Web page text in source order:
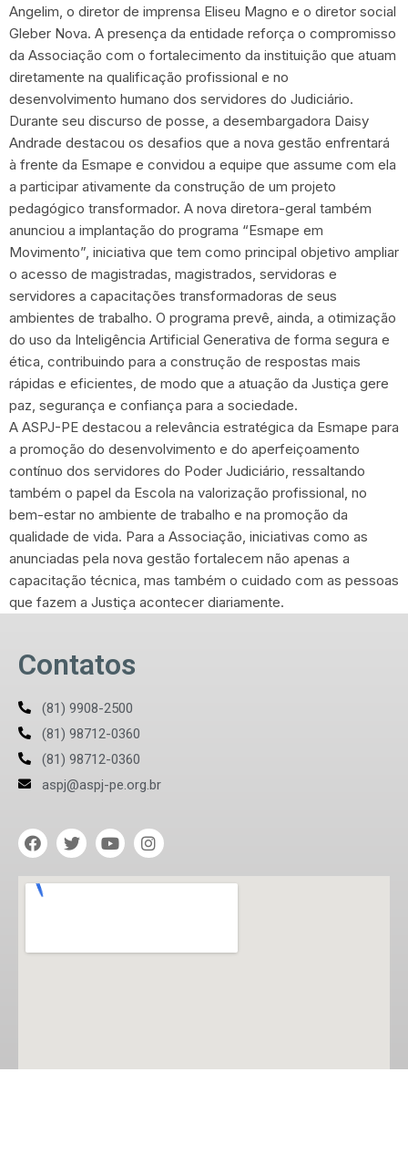
Angelim, o diretor de imprensa Eliseu Magno e o diretor social
Gleber Nova. A presença da entidade reforça o compromisso
da Associação com o fortalecimento da instituição que atuam
diretamente na qualificação profissional e no
desenvolvimento humano dos servidores do Judiciário.
Durante seu discurso de posse, a desembargadora Daisy
Andrade destacou os desafios que a nova gestão enfrentará
à frente da Esmape e convidou a equipe que assume com ela
a participar ativamente da construção de um projeto
pedagógico transformador. A nova diretora-geral também
anunciou a implantação do programa “Esmape em
Movimento”, iniciativa que tem como principal objetivo ampliar
o acesso de magistradas, magistrados, servidoras e
servidores a capacitações transformadoras de seus
ambientes de trabalho. O programa prevê, ainda, a otimização
do uso da Inteligência Artificial Generativa de forma segura e
ética, contribuindo para a construção de respostas mais
rápidas e eficientes, de modo que a atuação da Justiça gere
paz, segurança e confiança para a sociedade.
A ASPJ-PE destacou a relevância estratégica da Esmape para
a promoção do desenvolvimento e do aperfeiçoamento
contínuo dos servidores do Poder Judiciário, ressaltando
também o papel da Escola na valorização profissional, no
bem-estar no ambiente de trabalho e na promoção da
qualidade de vida. Para a Associação, iniciativas como as
anunciadas pela nova gestão fortalecem não apenas a
capacitação técnica, mas também o cuidado com as pessoas
que fazem a Justiça acontecer diariamente.
Contatos
(81) 9908-2500
(81) 98712-0360
(81) 98712-0360
aspj@aspj-pe.org.br